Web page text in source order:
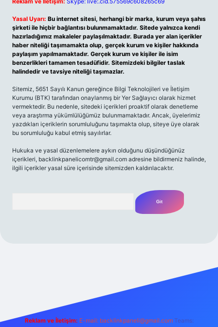
Yasal Uyarı: Bu internet sitesi, herhangi bir marka, kurum veya şahıs
şirketi ile hiçbir bağlantısı bulunmamaktadır. Sitede yalnızca kendi
hazırladığımız makaleler paylaşılmaktadır. Burada yer alan içerikler
haber niteliği taşımamakta olup, gerçek kurum ve kişiler hakkında
paylaşım yapılmamaktadır. Gerçek kurum ve kişiler ile isim
benzerlikleri tamamen tesadüfidir. Sitemizdeki bilgiler taslak
halindedir ve tavsiye niteliği taşımazlar.
Sitemiz, 5651 Sayılı Kanun gereğince Bilgi Teknolojileri ve İletişim
Kurumu (BTK) tarafından onaylanmış bir Yer Sağlayıcı olarak hizmet
vermektedir. Bu nedenle, sitedeki içerikleri proaktif olarak denetleme
veya araştırma yükümlülüğümüz bulunmamaktadır. Ancak, üyelerimiz
yazdıkları içeriklerin sorumluluğunu taşımakta olup, siteye üye olarak
bu sorumluluğu kabul etmiş sayılırlar.
Hukuka ve yasal düzenlemelere aykırı olduğunu düşündüğünüz
içerikleri, backlinkpanelicomtr@gmail.com adresine bildirmeniz halinde,
ilgili içerikler yasal süre içerisinde sitemizden kaldırılacaktır.
Reklam ve İletişim: E-mail: backlinkpaneli@gmail.com Teams: